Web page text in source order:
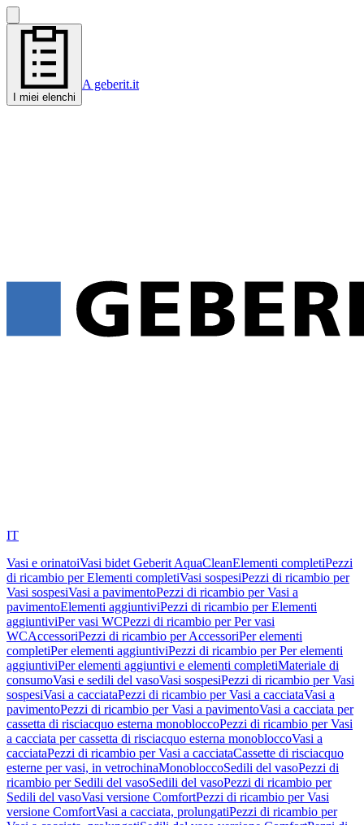
I miei elenchi
A geberit.it
IT
Vasi e orinatoiVasi bidet Geberit AquaCleanElementi completiPezzi
di ricambio per Elementi completiVasi sospesiPezzi di ricambio per
Vasi sospesiVasi a pavimentoPezzi di ricambio per Vasi a
pavimentoElementi aggiuntiviPezzi di ricambio per Elementi
aggiuntiviPer vasi WCPezzi di ricambio per Per vasi
WCAccessoriPezzi di ricambio per AccessoriPer elementi
completiPer elementi aggiuntiviPezzi di ricambio per Per elementi
aggiuntiviPer elementi aggiuntivi e elementi completiMateriale di
consumoVasi e sedili del vasoVasi sospesiPezzi di ricambio per Vasi
sospesiVasi a cacciataPezzi di ricambio per Vasi a cacciataVasi a
pavimentoPezzi di ricambio per Vasi a pavimentoVasi a cacciata per
cassetta di risciacquo esterna monobloccoPezzi di ricambio per Vasi
a cacciata per cassetta di risciacquo esterna monobloccoVasi a
cacciataPezzi di ricambio per Vasi a cacciataCassette di risciacquo
esterne per vasi, in vetrochinaMonobloccoSedili del vasoPezzi di
ricambio per Sedili del vasoSedili del vasoPezzi di ricambio per
Sedili del vasoVasi versione ComfortPezzi di ricambio per Vasi
versione ComfortVasi a cacciata, prolungatiPezzi di ricambio per